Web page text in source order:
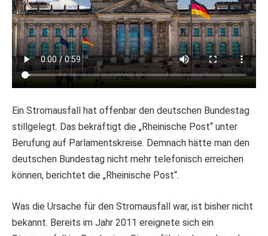
Ein Stromausfall hat offenbar den deutschen Bundestag
stillgelegt. Das bekräftigt die „Rheinische Post“ unter
Berufung auf Parlamentskreise. Demnach hätte man den
deutschen Bundestag nicht mehr telefonisch erreichen
können, berichtet die „Rheinische Post“.
Was die Ursache für den Stromausfall war, ist bisher nicht
bekannt. Bereits im Jahr 2011 ereignete sich ein